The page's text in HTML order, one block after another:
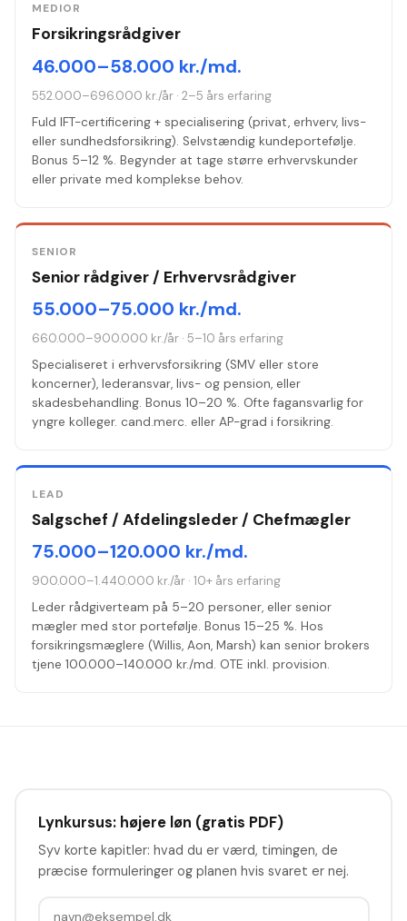
MEDIOR
Forsikringsrådgiver
46.000–58.000 kr./md.
552.000–696.000 kr./år ·2–5 års erfaring
Fuld IFT-certificering + specialisering (privat, erhverv, livs-
eller sundhedsforsikring). Selvstændig kundeportefølje.
Bonus 5–12 %. Begynder at tage større erhvervskunder
eller private med komplekse behov.
SENIOR
Senior rådgiver / Erhvervsrådgiver
55.000–75.000 kr./md.
660.000–900.000 kr./år ·5–10 års erfaring
Specialiseret i erhvervsforsikring (SMV eller store
koncerner), lederansvar, livs- og pension, eller
skadesbehandling. Bonus 10–20 %. Ofte fagansvarlig for
yngre kolleger. cand.merc. eller AP-grad i forsikring.
LEAD
Salgschef / Afdelingsleder / Chefmægler
75.000–120.000 kr./md.
900.000–1.440.000 kr./år ·10+ års erfaring
Leder rådgiverteam på 5–20 personer, eller senior
mægler med stor portefølje. Bonus 15–25 %. Hos
forsikringsmæglere (Willis, Aon, Marsh) kan senior brokers
tjene 100.000–140.000 kr./md. OTE inkl. provision.
Lynkursus: højere løn (gratis PDF)
Syv korte kapitler: hvad du er værd, timingen, de
præcise formuleringer og planen hvis svaret er nej.